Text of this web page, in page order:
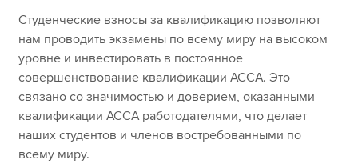
Студенческие взносы за квалификацию позволяют
нам проводить экзамены по всему миру на высоком
уровне и инвестировать в постоянное
совершенствование квалификации ACCA. Это
связано со значимостью и доверием, оказанными
квалификации ACCA работодателями, что делает
наших студентов и членов востребованными по
всему миру.